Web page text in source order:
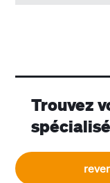
Trouvez